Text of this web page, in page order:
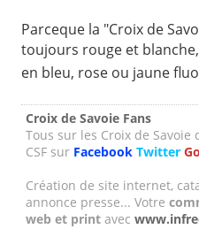
Parceque la "Croix de
toujours rouge et
en bleu, rose ou jaune
Croix de Savoie Fans
Tous sur les Croix de Savoie
CSF sur Facebook Twitter
Création de site internet,
annonce presse... Votre
web et print avec